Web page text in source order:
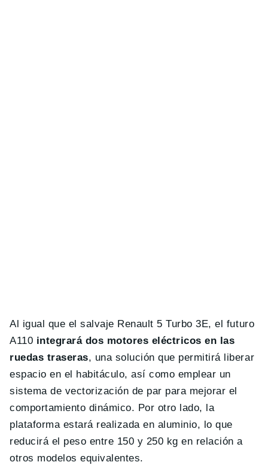
Al igual que el salvaje Renault 5 Turbo 3E, el futuro
A110 integrará dos motores eléctricos en las
ruedas traseras, una solución que permitirá liberar
espacio en el habitáculo, así como emplear un
sistema de vectorización de par para mejorar el
comportamiento dinámico. Por otro lado, la
plataforma estará realizada en aluminio, lo que
reducirá el peso entre 150 y 250 kg en relación a
otros modelos equivalentes.